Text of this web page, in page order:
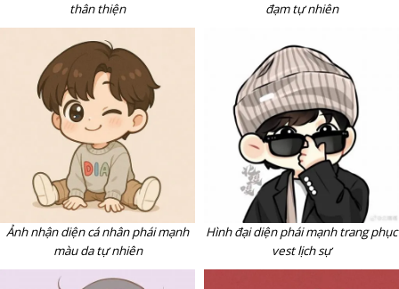
thân thiện
đạm tự nhiên
Ảnh nhận diện cá nhân phái mạnh
màu da tự nhiên
Hình đại diện phái mạnh trang phục
vest lịch sự